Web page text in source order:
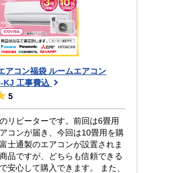
アコン福袋 ルームエアコン
KJ 工事費込
5
リピーターです。前回は6畳用
コンが届き、今回は10畳用を購
士通製のエアコンが設置されま
品ですが、どちらも信頼できる
安心して購入できます。 また、